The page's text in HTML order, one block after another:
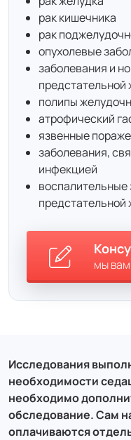
рак кишечника
рак
опухолевые
заболевания и
предстательной
полипы
атрофический
язвенные
заболевания,
инфекцией
воспалительные
предстательной
мы
Исследования
необходимости
необходимо
обследование. Сам
оплачиваются